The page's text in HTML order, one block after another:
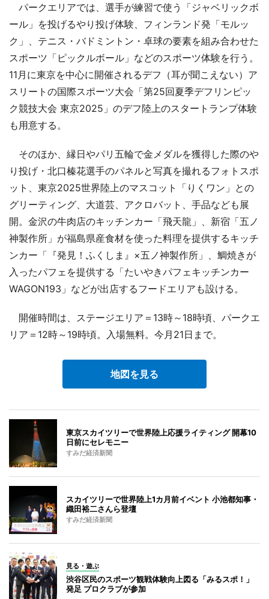
パークエリアでは、選手が練習で使う「ジャベリックボ
ール」を投げるやり投げ体験、フィンランド発「モルッ
ク」、テニス・バドミントン・卓球の要素を組み合わせた
スポーツ「ピックルボール」などのスポーツ体験を行う。
11月に東京を中心に開催されるデフ（耳が聞こえない）ア
スリートの国際スポーツ大会「第25回夏季デフリンピッ
ク競技大会 東京2025」のデフ陸上のスタートランプ体験
も用意する。
そのほか、縁日やパリ五輪で金メダルを獲得した際のや
り投げ・北口榛花選手のパネルと写真を撮れるフォトスポ
ット、東京2025世界陸上のマスコット「りくワン」との
グリーティング、大道芸、アクロバット、手品なども展
開。金沢の牛肉店のキッチンカー「飛天龍」、新宿「五ノ
神製作所」が福島県産食材を使った料理を提供するキッチ
ンカー「『発見！ふくしま』×五ノ神製作所」、鯛焼きが
入ったパフェを提供する「たいやきパフェキッチンカー
WAGON193」などが出店するフードエリアも設ける。
開催時間は、ステージエリア＝13時～18時頃、パークエ
リア＝12時～19時頃。入場無料。今月21日まで。
地図を見る
東京スカイツリーで世界陸上応援ライティング 開幕10
日前にセレモニー
すみだ経済新聞
スカイツリーで世界陸上1カ月前イベント 小池都知事・
織田裕二さんら登壇
すみだ経済新聞
見る・遊ぶ
渋谷区民のスポーツ観戦体験向上図る「みるスポ！」
発足 プロクラブが参加